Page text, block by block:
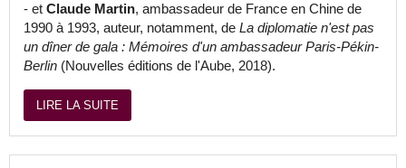
- et Claude Martin, ambassadeur de France en Chine de
1990 à 1993, auteur, notamment, de La diplomatie n'est pas
un dîner de gala : Mémoires d'un ambassadeur Paris-Pékin-
Berlin (Nouvelles éditions de l'Aube, 2018).
LIRE LA SUITE